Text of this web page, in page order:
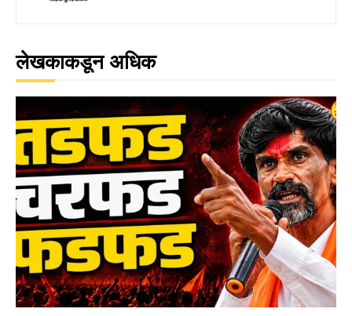
लेखकाकडून अधिक